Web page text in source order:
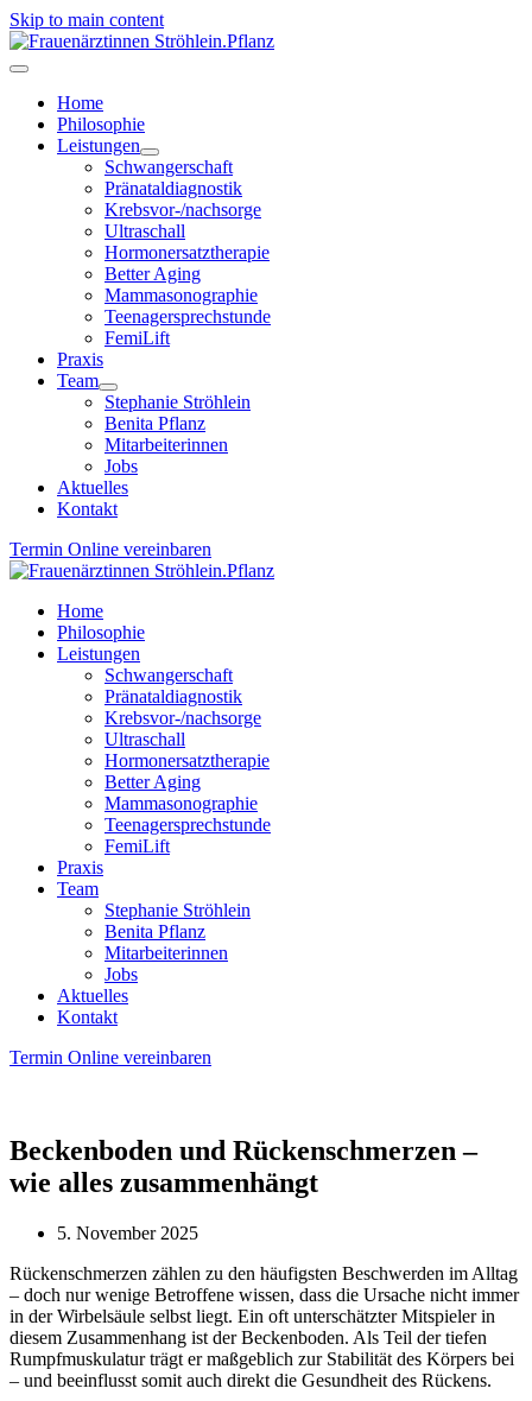
Skip to main content
Home
Philosophie
Leistungen
Schwangerschaft
Pränataldiagnostik
Krebsvor-/nachsorge
Ultraschall
Hormonersatztherapie
Better Aging
Mammasonographie
Teenagersprechstunde
FemiLift
Praxis
Team
Stephanie Ströhlein
Benita Pflanz
Mitarbeiterinnen
Jobs
Aktuelles
Kontakt
Termin Online vereinbaren
Home
Philosophie
Leistungen
Schwangerschaft
Pränataldiagnostik
Krebsvor-/nachsorge
Ultraschall
Hormonersatztherapie
Better Aging
Mammasonographie
Teenagersprechstunde
FemiLift
Praxis
Team
Stephanie Ströhlein
Benita Pflanz
Mitarbeiterinnen
Jobs
Aktuelles
Kontakt
Termin Online vereinbaren
Beckenboden und Rückenschmerzen –
wie alles zusammenhängt
5. November 2025
Rückenschmerzen zählen zu den häufigsten Beschwerden im Alltag
– doch nur wenige Betroffene wissen, dass die Ursache nicht immer
in der Wirbelsäule selbst liegt. Ein oft unterschätzter Mitspieler in
diesem Zusammenhang ist der Beckenboden. Als Teil der tiefen
Rumpfmuskulatur trägt er maßgeblich zur Stabilität des Körpers bei
– und beeinflusst somit auch direkt die Gesundheit des Rückens.